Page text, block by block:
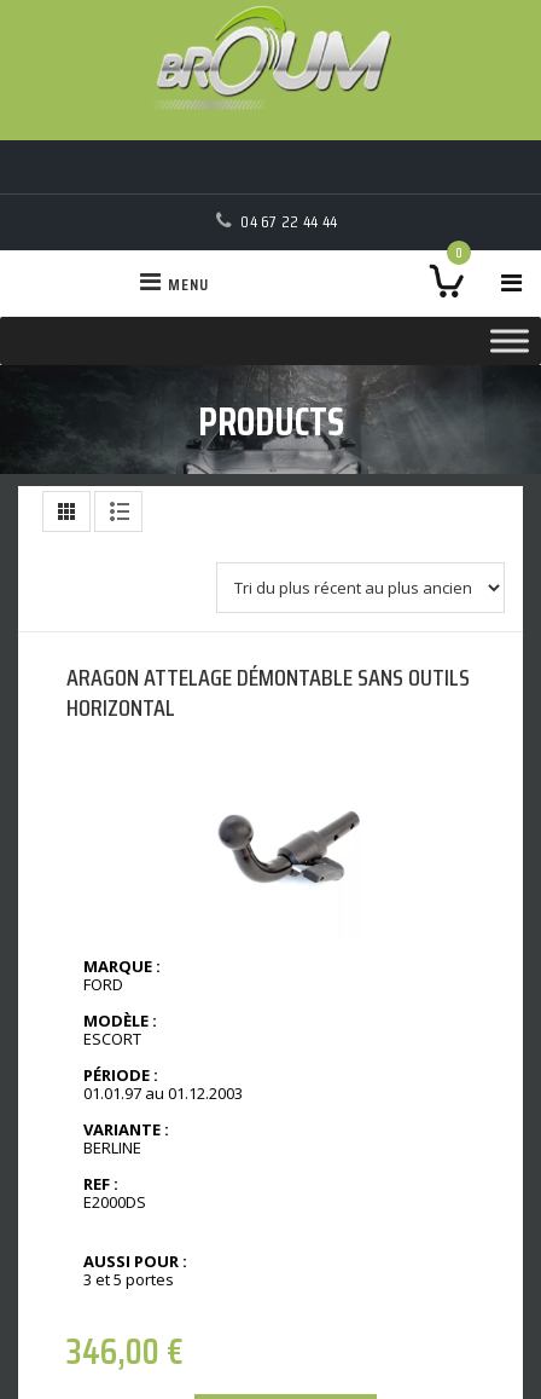
04 67 22 44 44
0
MENU
PRODUCTS
ARAGON ATTELAGE DÉMONTABLE SANS OUTILS
HORIZONTAL
MARQUE :
FORD
MODÈLE :
ESCORT
PÉRIODE :
01.01.97 au 01.12.2003
VARIANTE :
BERLINE
REF :
E2000DS
AUSSI POUR :
3 et 5 portes
346,00€